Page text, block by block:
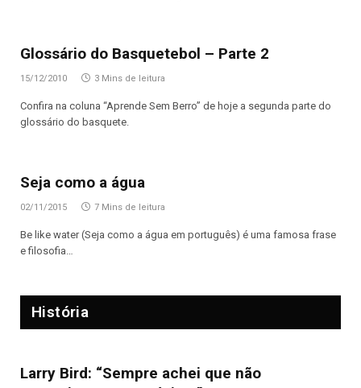
Glossário do Basquetebol – Parte 2
15/12/2010 3 Mins de leitura
Confira na coluna “Aprende Sem Berro” de hoje a segunda parte do
glossário do basquete.
Seja como a água
02/11/2015 7 Mins de leitura
Be like water (Seja como a água em português) é uma famosa frase
e filosofia…
História
Larry Bird: “Sempre achei que não